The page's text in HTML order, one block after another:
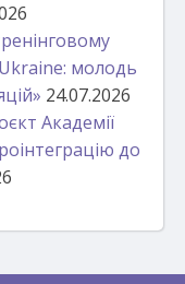
молодь
24.07.2026
Академії
до